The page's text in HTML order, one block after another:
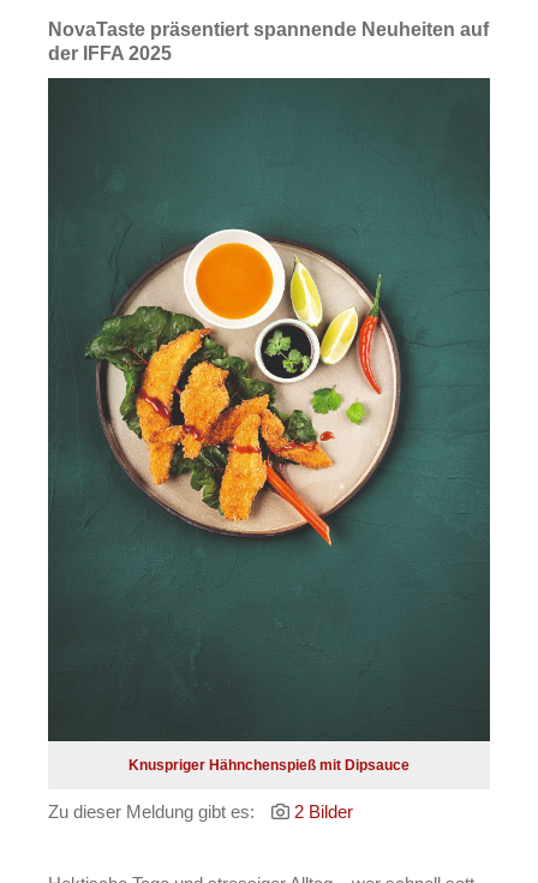
NovaTaste präsentiert spannende Neuheiten auf
der IFFA 2025
Knuspriger Hähnchenspieß mit Dipsauce
Zu dieser Meldung gibt es: 2 Bilder